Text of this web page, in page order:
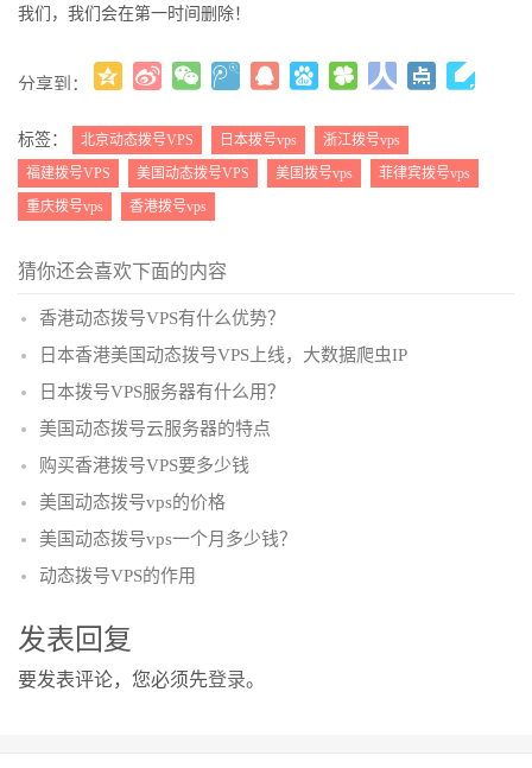
我们，我们会在第一时间删除！
分享到：
( )
标签： 北京动态拨号VPS 日本拨号vps
浙江拨号vps
福建拨号VPS
美国动态拨号VPS 美国拨号vps
菲律宾拨号vps
重庆拨号vps
香港拨号vps
猜你还会喜欢下面的内容
香港动态拨号VPS有什么优势？
日本香港美国动态拨号VPS上线，大数据爬虫IP
日本拨号VPS服务器有什么用？
美国动态拨号云服务器的特点
购买香港拨号VPS要多少钱
美国动态拨号vps的价格
美国动态拨号vps一个月多少钱？
动态拨号VPS的作用
发表回复
要发表评论，您必须先登录。